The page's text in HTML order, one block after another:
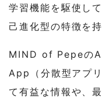
学習機能を駆使し
己進化型の特徴を
MIND of Pepeの
App（分散型アプ
て有益な情報や、